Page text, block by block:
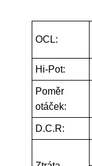
OCL:
Hi-Pot:
Poměr
otáček:
D.C.R: